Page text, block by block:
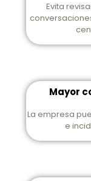
Evita
Mayor
La empresa
e